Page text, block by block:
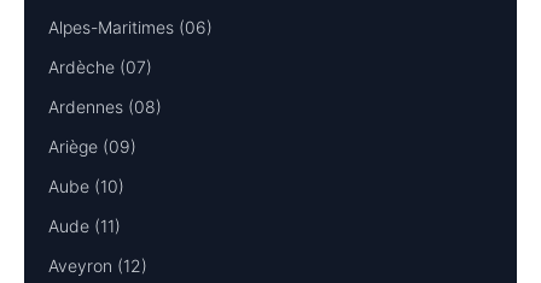
Alpes-Maritimes (06)
Ardèche (07)
Ardennes (08)
Ariège (09)
Aube (10)
Aude (11)
Aveyron (12)